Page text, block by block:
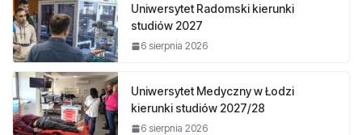
Uniwersytet Radomski kierunki
studiów 2027
6 sierpnia 2026
Uniwersytet Medyczny w Łodzi
kierunki studiów 2027/28
6 sierpnia 2026